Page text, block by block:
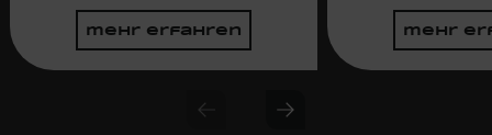
mehr erfahren mehr
Previous slide
Next slide